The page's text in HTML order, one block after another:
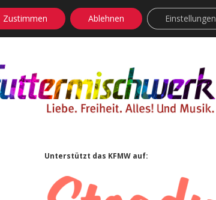
facebook
instagram
rss soundcloud
vimeoBluesky
Sidebar
Unterstützt das KFMW auf:
Zustimmen Ablehnen Einstellungen